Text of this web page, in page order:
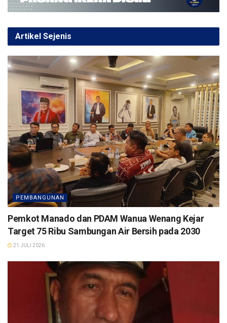
o
o
k
A
p
p
a
m
Artikel Sejenis
PEMBANGUNAN
Pemkot Manado dan PDAM Wanua Wenang Kejar
Target 75 Ribu Sambungan Air Bersih pada 2030
21 JULI 2026